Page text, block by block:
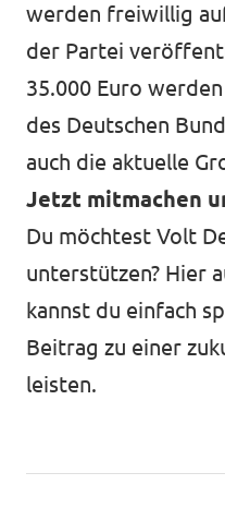
werden freiwillig
der Partei
35.000 Euro
des Deutschen
auch die aktuelle
Jetzt mitmachen
Du möchtest Volt
unterstützen? Hier
kannst du einfach
Beitrag zu einer
leisten.